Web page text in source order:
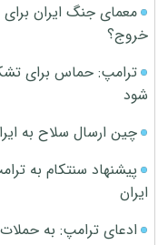
معمای جنگ ایران برای
خروج؟
ترامپ: حماس برای
شود
چین ارسال سلاح به
پیشنهاد سنتکام به
ایران
ادعای ترامپ: به